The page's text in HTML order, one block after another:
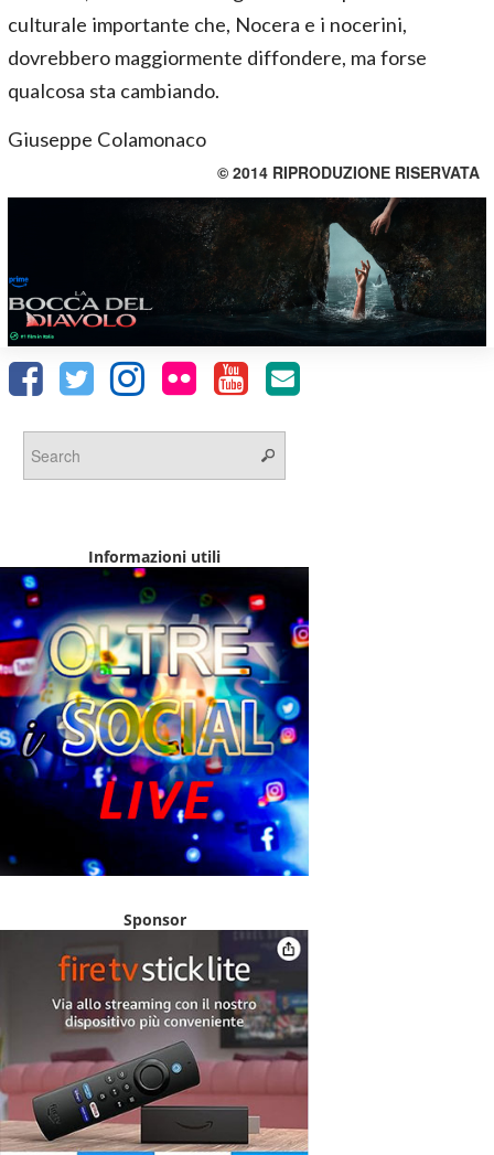
culturale importante che, Nocera e i nocerini,
dovrebbero maggiormente diffondere, ma forse
qualcosa sta cambiando.
Giuseppe Colamonaco
© 2014 RIPRODUZIONE RISERVATA
Informazioni utili
Sponsor